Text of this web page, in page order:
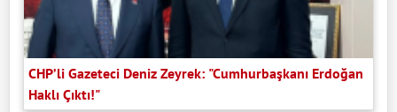
CHP’li Gazeteci Deniz Zeyrek: "Cumhurbaşkanı Erdoğan
Haklı Çıktı!"